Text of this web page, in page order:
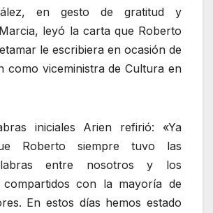
en gesto de gratitud y
leyó la carta que Roberto
le escribiera en ocasión de
como viceministra de Cultura en
iniciales Arien refirió: «Ya
Roberto siempre tuvo las
entre nosotros y los
compartidos con la mayoría de
En estos días hemos estado